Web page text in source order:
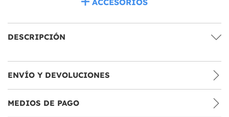
DESCRIPCIÓN
ENVÍO Y DEVOLUCIONES
MEDIOS DE PAGO